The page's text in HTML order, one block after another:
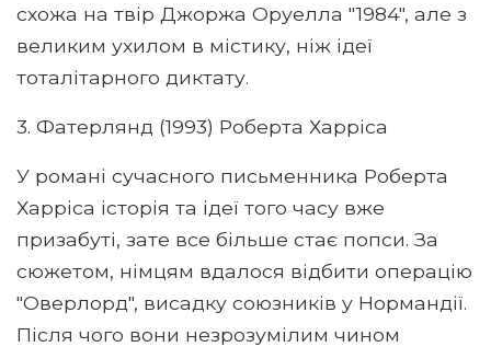
схожа на твір Джоржа Оруелла "1984", але з
великим ухилом в містику, ніж ідеї
тоталітарного диктату.
3. Фатерлянд (1993) Роберта Харріса
У романі сучасного письменника Роберта
Харріса історія та ідеї того часу вже
призабуті, зате все більше стає попси. За
сюжетом, німцям вдалося відбити операцію
"Оверлорд", висадку союзників у Нормандії.
Після чого вони незрозумілим чином